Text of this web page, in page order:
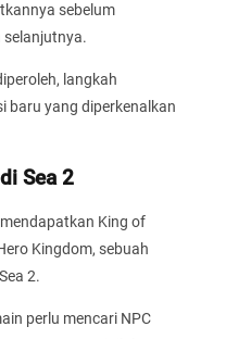
sebelum
selanjutnya.
langkah
baru yang diperkenalkan
Sea 2
King of
Kingdom, sebuah
2.
perlu mencari NPC